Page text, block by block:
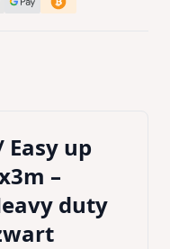
Easy up
–
duty